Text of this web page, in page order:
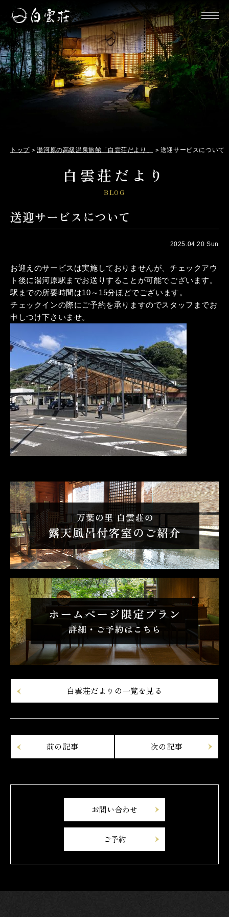
トップ 湯河原の高級温泉旅館「白雲荘だより」 送迎サービスについて
白雲荘だより
BLOG
送迎サービスについて
2025.04.20 Sun
お迎えのサービスは実施しておりませんが、チェックアウ
ト後に湯河原駅までお送りすることが可能でございます。
駅までの所要時間は10～15分ほどでございます。
チェックインの際にご予約を承りますのでスタッフまでお
申しつけ下さいませ。
白雲荘だよりの一覧を見る
お問い合わせ
ご予約